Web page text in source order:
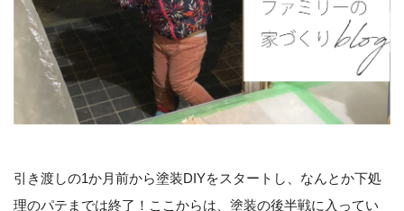
引き渡しの1か月前から塗装DIYをスタートし、なんとか下処
理のパテまでは終了！ここからは、塗装の後半戦に入ってい